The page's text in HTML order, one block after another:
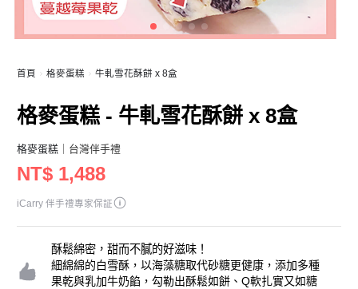
首頁 格麥蛋糕 牛軋雪花酥餅 x 8盒
格麥蛋糕 - 牛軋雪花酥餅 x 8盒
格麥蛋糕 ｜台灣伴手禮
NT$ 1,488
iCarry 伴手禮專家保証
酥鬆綿密，甜而不膩的好滋味！
細綿綿的白雪酥，以海藻糖取代砂糖更健康，添加多種
果乾與乳加牛奶餡，勾勒出酥鬆如餅、Q軟扎實又如糖